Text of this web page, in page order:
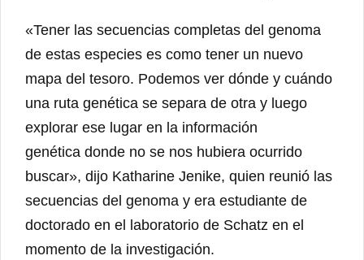
«Tener las secuencias completas del genoma
de estas especies es como tener un nuevo
mapa del tesoro. Podemos ver dónde y cuándo
una ruta genética se separa de otra y luego
explorar ese lugar en la información
genética donde no se nos hubiera ocurrido
buscar», dijo Katharine Jenike, quien reunió las
secuencias del genoma y era estudiante de
doctorado en el laboratorio de Schatz en el
momento de la investigación.